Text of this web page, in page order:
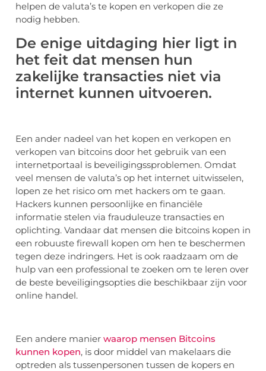
helpen de valuta’s te kopen en verkopen die ze
nodig hebben.
De enige uitdaging hier ligt in
het feit dat mensen hun
zakelijke transacties niet via
internet kunnen uitvoeren.
Een ander nadeel van het kopen en verkopen en
verkopen van bitcoins door het gebruik van een
internetportaal is beveiligingssproblemen. Omdat
veel mensen de valuta’s op het internet uitwisselen,
lopen ze het risico om met hackers om te gaan.
Hackers kunnen persoonlijke en financiële
informatie stelen via frauduleuze transacties en
oplichting. Vandaar dat mensen die bitcoins kopen in
een robuuste firewall kopen om hen te beschermen
tegen deze indringers. Het is ook raadzaam om de
hulp van een professional te zoeken om te leren over
de beste beveiligingsopties die beschikbaar zijn voor
online handel.
Een andere manier waarop mensen Bitcoins
kunnen kopen, is door middel van makelaars die
optreden als tussenpersonen tussen de kopers en